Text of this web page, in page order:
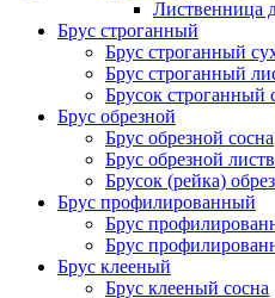
Лиственница
Брус строганный
Брус строганный
Брус строганный
Брусок строганный
Брус обрезной
Брус обрезной сосна
Брус обрезной
Брусок (рейка)
Брус профилированный
Брус
Брус
Брус клееный
Брус клееный сосна